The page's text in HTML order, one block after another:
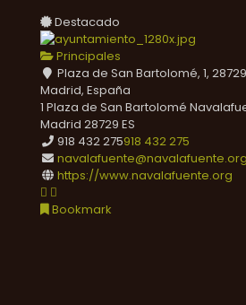
Destacado
Principales
Plaza de San Bartolomé, 1,
Madrid, España
1 Plaza de San Bartolomé
Madrid 28729 ES
918 432 275918 432 275
navalafuente@navalafuente.org
https://www.navalafuente.org
Bookmark